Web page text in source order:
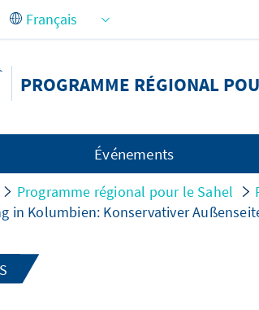
PROGRAMME RÉGIONAL
Événements
Programme régional pour le Sahel
in Kolumbien: Konservativer